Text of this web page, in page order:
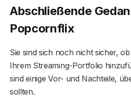
Abschließende
Popcornflix
Sie sind sich noch nicht sicher,
Ihrem Streaming-Portfolio
sind einige Vor- und Nachteile,
sollten.